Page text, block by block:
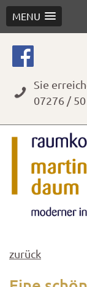
MENU
Sie
07276 /
zurück